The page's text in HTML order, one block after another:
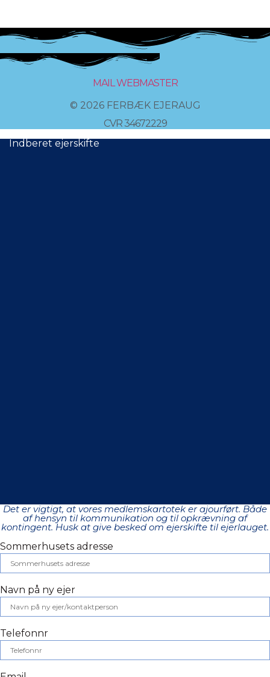
MAIL WEBMASTER
© 2026 FERBÆK EJERAUG
CVR 34672229
Indberet ejerskifte
Det er vigtigt, at vores medlemskartotek er ajourført. Både
af hensyn til kommunikation og til opkrævning af
kontingent. Husk at give besked om ejerskifte til ejerlauget.
Sommerhusets adresse
Navn på ny ejer
Telefonnr